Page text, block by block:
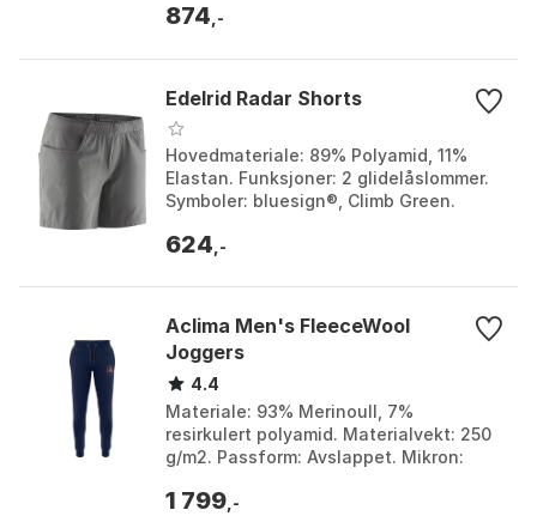
S...
874 ,-
Edelrid Radar Shorts
Hovedmateriale: 89% Polyamid, 11%
Elastan. Funksjoner: 2 glidelåslommer.
Symboler: bluesign®, Climb Green.
1, Bluegrey ...
624 ,-
Aclima Men's FleeceWool
Joggers
4.4
Materiale: 93% Merinoull, 7%
resirkulert polyamid. Materialvekt: 250
g/m2. Passform: Avslappet. Mikron:
Navy Blazer. Større...
1 799 ,-